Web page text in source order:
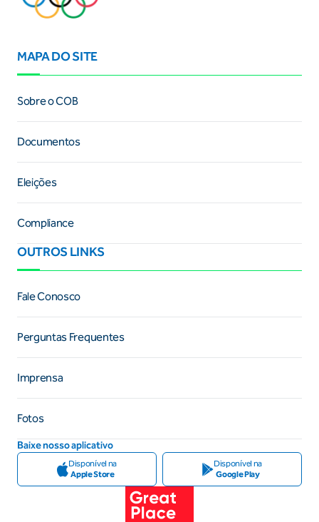
MAPA DO SITE
Sobre o COB
Documentos
Eleições
Compliance
OUTROS LINKS
Fale Conosco
Perguntas Frequentes
Imprensa
Fotos
Baixe nosso aplicativo
Disponível na
Apple Store
Disponível na
Google Play